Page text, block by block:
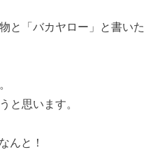
と「バカヤロー」と書いた
と思います。
んと！